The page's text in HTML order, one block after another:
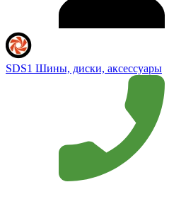
SDS1 Шины, диски, аксессуары